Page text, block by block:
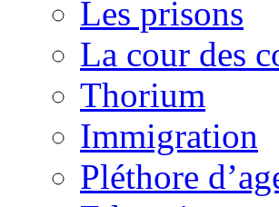
Les prisons
La cour des
Thorium
Immigration
Pléthore